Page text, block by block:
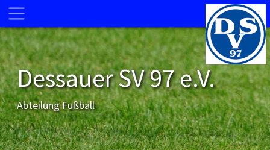
Dessauer SV 97 e.V.
Abteilung Fußball